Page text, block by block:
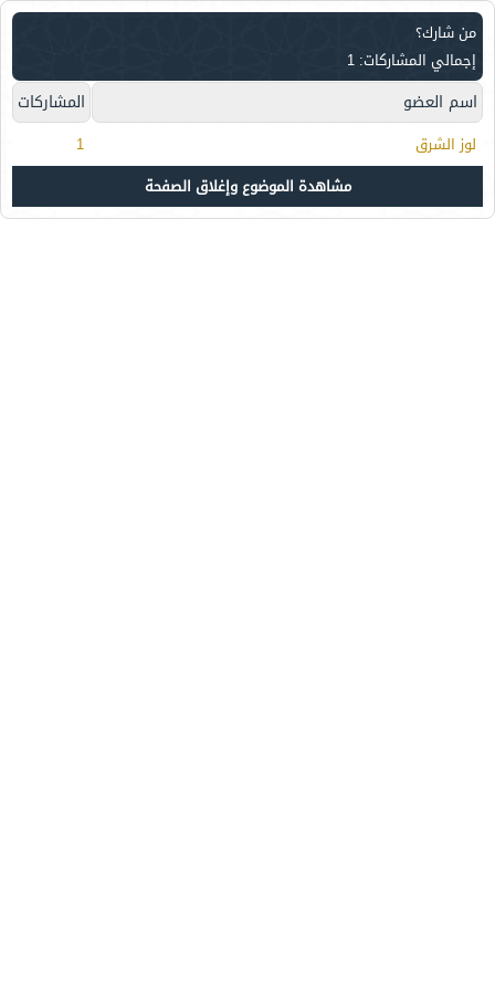
من شارك؟
إجمالي المشاركات: 1
اسم العضو المشاركات
لوز الشرق
1
مشاهدة الموضوع وإغلاق الصفحة